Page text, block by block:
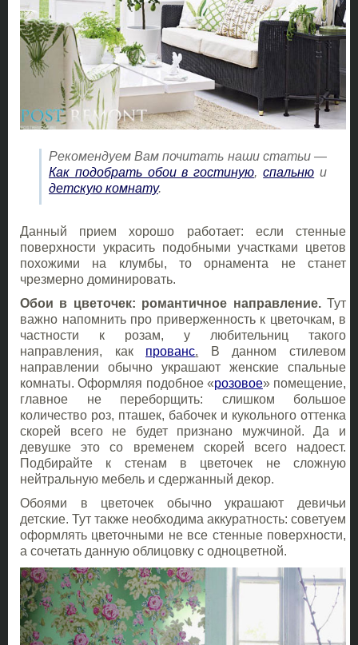
Рекомендуем Вам почитать наши статьи —
Как подобрать обои в гостиную,спальню и
детскую комнату.
Данный прием хорошо работает: если стенные
поверхности украсить подобными участками цветов
похожими на клумбы, то орнамента не станет
чрезмерно доминировать.
Обои в цветочек: романтичное направление.Тут
важно напомнить про приверженность к цветочкам, в
частности к розам, у любительниц такого
направления, как прованс. В данном стилевом
направлении обычно украшают женские спальные
комнаты. Оформляя подобное «розовое» помещение,
главное не переборщить: слишком большое
количество роз, пташек, бабочек и кукольного оттенка
скорей всего не будет признано мужчиной. Да и
девушке это со временем скорей всего надоест.
Подбирайте к стенам в цветочек не сложную
нейтральную мебель и сдержанный декор.
Обоями в цветочек обычно украшают девичьи
детские. Тут также необходима аккуратность: советуем
оформлять цветочными не все стенные поверхности,
а сочетать данную облицовку с одноцветной.